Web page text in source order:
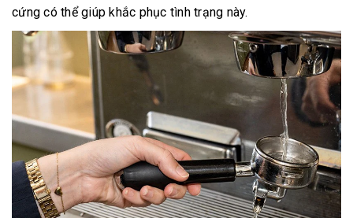
cứng có thể giúp khắc phục tình trạng này.